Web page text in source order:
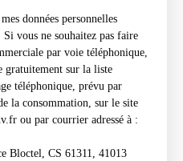
données personnelles
vous ne souhaitez pas faire
par voie téléphonique,
gratuitement sur la liste
téléphonique, prévu par
la consommation, sur le site
ou par courrier adressé à :
Bloctel, CS 61311, 41013